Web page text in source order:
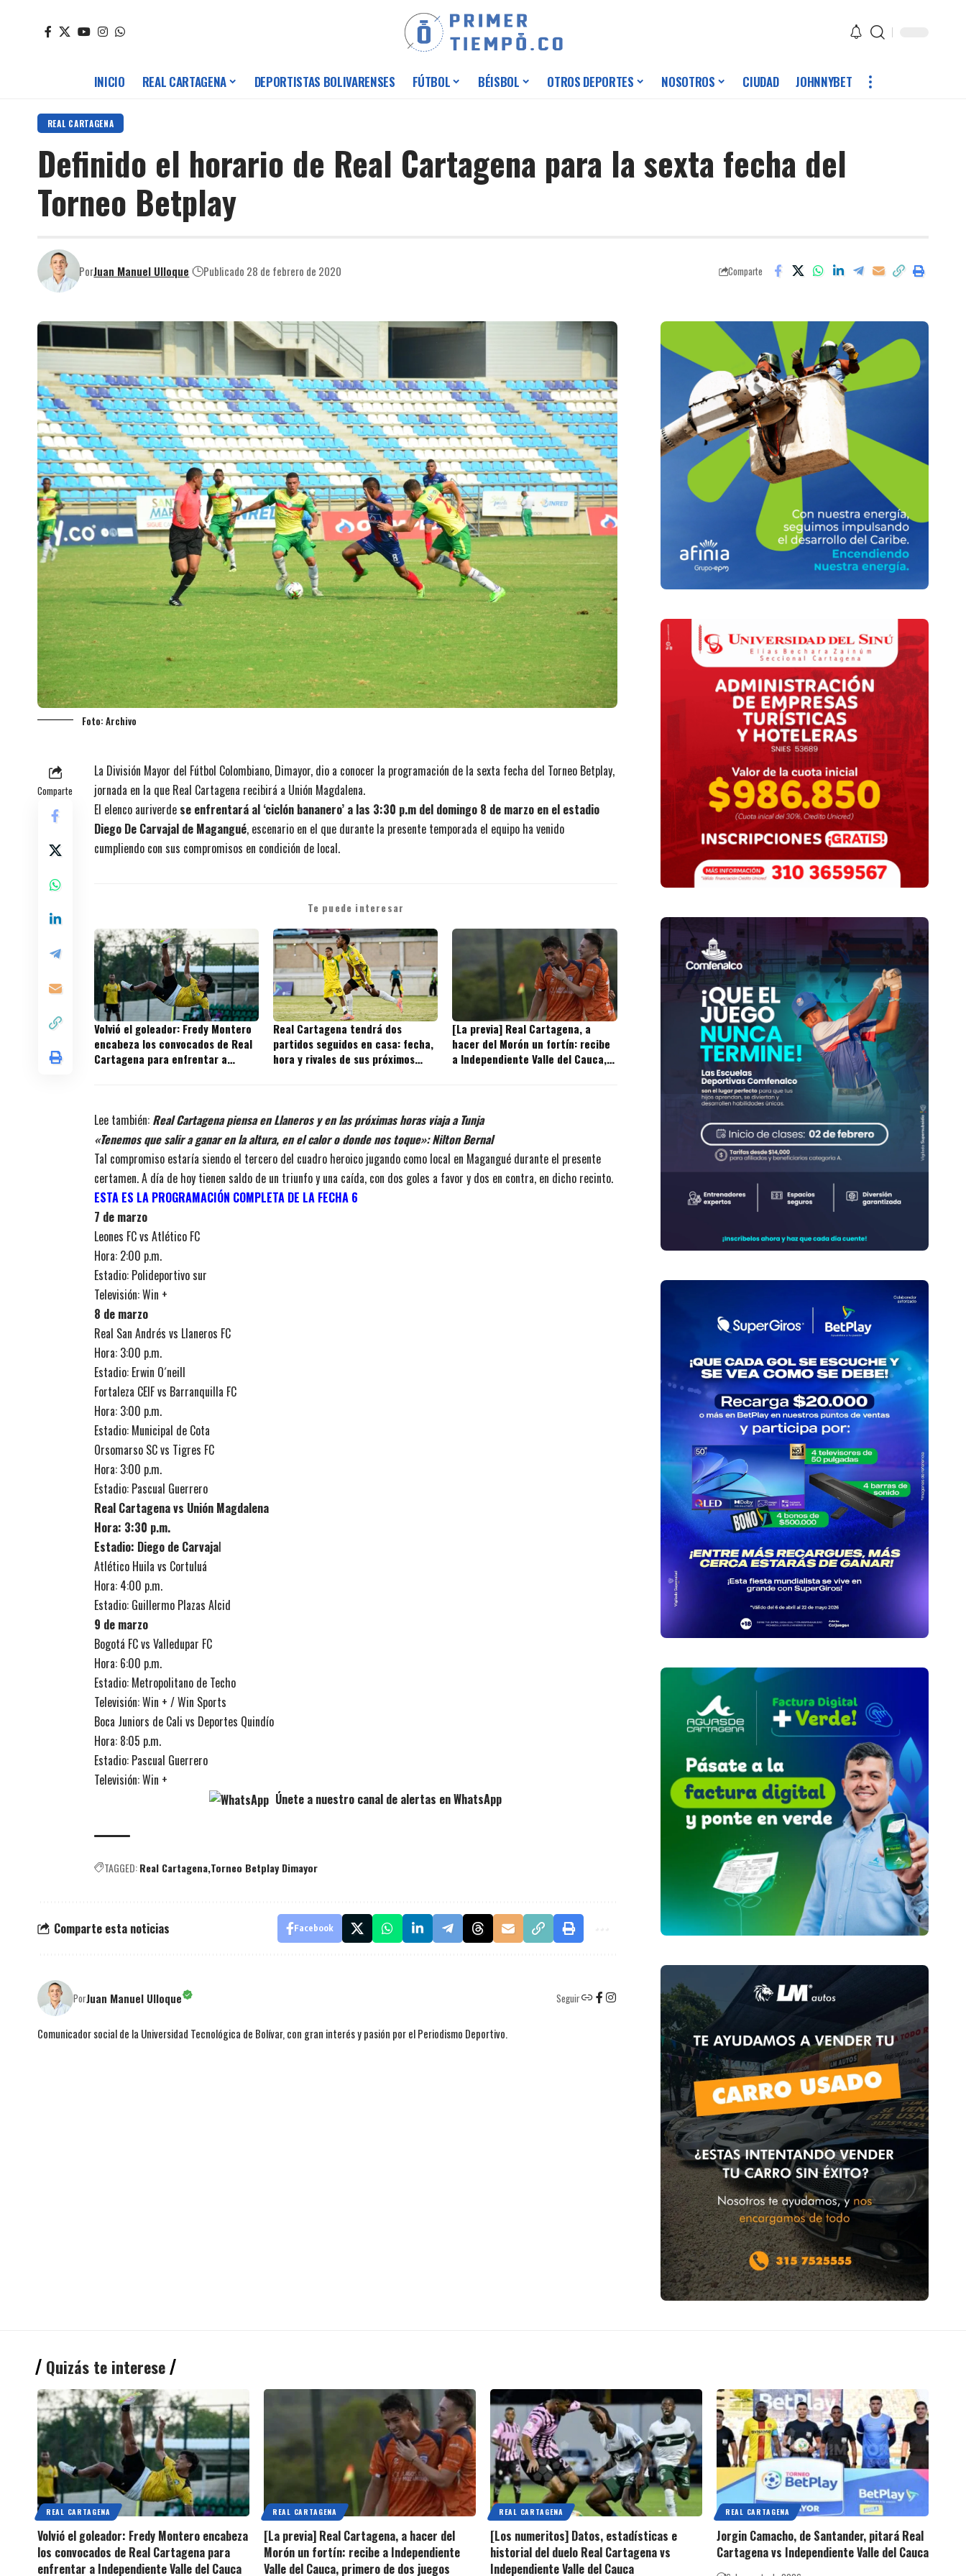
INICIO REAL CARTAGENA DEPORTISTAS BOLIVARENSES FÚTBOL BÉISBOL OTROS DEPORTES NOSOTROS CIUDAD JOHNNYBET
REAL CARTAGENA
Definido el horario de Real Cartagena para la sexta fecha del
Torneo Betplay
PorJuan Manuel Ulloque Publicado 28 de febrero de 2020 Comparte
Foto: Archivo
Comparte
La División Mayor del Fútbol Colombiano, Dimayor, dio a conocer la programación de la sexta fecha del Torneo Betplay,
jornada en la que Real Cartagena recibirá a Unión Magdalena.
El elenco auriverde se enfrentará al ‘ciclón bananero’ a las 3:30 p.m del domingo 8 de marzo en el estadio
Diego De Carvajal de Magangué, escenario en el que durante la presente temporada el equipo ha venido
cumpliendo con sus compromisos en condición de local.
Te puede interesar
Volvió el goleador: Fredy Montero
encabeza los convocados de Real
Cartagena para enfrentar a
Real Cartagena tendrá dos
partidos seguidos en casa: fecha,
hora y rivales de sus próximos
[La previa] Real Cartagena, a
hacer del Morón un fortín: recibe
a Independiente Valle del Cauca,
Lee también: Real Cartagena piensa en Llaneros y en las próximas horas viaja a Tunja
«Tenemos que salir a ganar en la altura, en el calor o donde nos toque»: Nilton Bernal
Tal compromiso estaría siendo el tercero del cuadro heroico jugando como local en Magangué durante el presente
certamen. A día de hoy tienen saldo de un triunfo y una caída, con dos goles a favor y dos en contra, en dicho recinto.
ESTA ES LA PROGRAMACIÓN COMPLETA DE LA FECHA 6
7 de marzo
Leones FC vs Atlético FC
Hora: 2:00 p.m.
Estadio: Polideportivo sur
Televisión: Win +
8 de marzo
Real San Andrés vs Llaneros FC
Hora: 3:00 p.m.
Estadio: Erwin O´neill
Fortaleza CEIF vs Barranquilla FC
Hora: 3:00 p.m.
Estadio: Municipal de Cota
Orsomarso SC vs Tigres FC
Hora: 3:00 p.m.
Estadio: Pascual Guerrero
Real Cartagena vs Unión Magdalena
Hora: 3:30 p.m.
Estadio: Diego de Carvajal
Atlético Huila vs Cortuluá
Hora: 4:00 p.m.
Estadio: Guillermo Plazas Alcid
9 de marzo
Bogotá FC vs Valledupar FC
Hora: 6:00 p.m.
Estadio: Metropolitano de Techo
Televisión: Win + / Win Sports
Boca Juniors de Cali vs Deportes Quindío
Hora: 8:05 p.m.
Estadio: Pascual Guerrero
Televisión: Win +
Únete a nuestro canal de alertas en WhatsApp
TAGGED:Real Cartagena Torneo Betplay Dimayor
Comparte esta noticias Facebook
PorJuan Manuel Ulloque Seguir
Comunicador social de la Universidad Tecnológica de Bolívar, con gran interés y pasión por el Periodismo Deportivo.
Quizás te interese
REAL CARTAGENA
Volvió el goleador: Fredy Montero encabeza
los convocados de Real Cartagena para
enfrentar a Independiente Valle del Cauca
REAL CARTAGENA
[La previa] Real Cartagena, a hacer del
Morón un fortín: recibe a Independiente
Valle del Cauca, primero de dos juegos
REAL CARTAGENA
[Los numeritos] Datos, estadísticas e
historial del duelo Real Cartagena vs
Independiente Valle del Cauca
REAL CARTAGENA
Jorgin Camacho, de Santander, pitará Real
Cartagena vs Independiente Valle del Cauca